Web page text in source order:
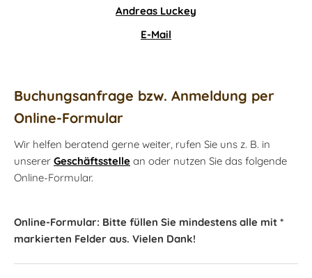
Andreas Luckey
E-Mail
Buchungsanfrage bzw. Anmeldung per
Online-Formular
Wir helfen beratend gerne weiter, rufen Sie uns z. B. in
unserer Geschäftsstelle an oder nutzen Sie das folgende
Online-Formular.
Online-Formular: Bitte füllen Sie mindestens alle mit *
markierten Felder aus. Vielen Dank!